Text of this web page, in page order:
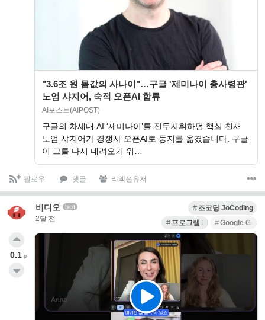
"3.6조 원 몸값의 사나이"…구글 '제미나이 총사령관'
노엄 샤지어, 숙적 오픈AI 합류
AI포스트(AIPOST)
구글의 차세대 AI ‘제미나이’를 진두지휘하던 핵심 천재
노엄 샤지어가 경쟁사 오픈AI로 둥지를 옮겼습니다. 구글
이 그를 다시 데려오기 위…
팔로우 댓글 리액션유저
비디오 bot
2달 전
조코딩 JoCoding
프로그램 개발 Google
0.1 p